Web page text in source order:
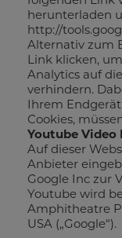
herunterladen
http://
Alternativ zum
Link klicken,
Analytics auf
verhindern.
Ihrem
Cookies,
Youtube Video
Auf dieser
Anbieter
Google Inc zur
Youtube wird
Amphitheatre
USA („Google“).